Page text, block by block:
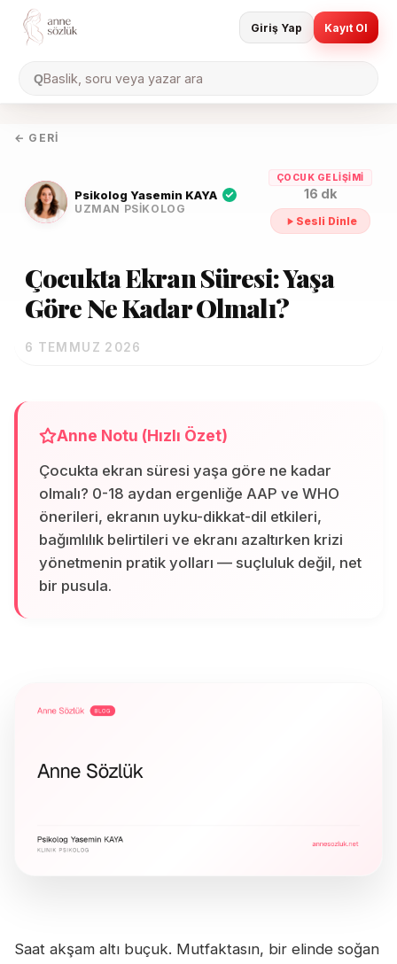
QBaslik, soru veya yazar ara
Giriş Yap Kayıt Ol
← GERI
Psikolog Yasemin KAYA
UZMAN PSIKOLOG
ÇOCUK GELIŞIMI
16 dk
Sesli Dinle
Çocukta Ekran Süresi: Yaşa
Göre Ne Kadar Olmalı?
6 TEMMUZ 2026
Anne Notu (Hızlı Özet)
Çocukta ekran süresi yaşa göre ne kadar
olmalı? 0-18 aydan ergenliğe AAP ve WHO
önerileri, ekranın uyku-dikkat-dil etkileri,
bağımlılık belirtileri ve ekranı azaltırken krizi
yönetmenin pratik yolları — suçluluk değil, net
bir pusula.
Saat akşam altı buçuk. Mutfaktasın, bir elinde soğan